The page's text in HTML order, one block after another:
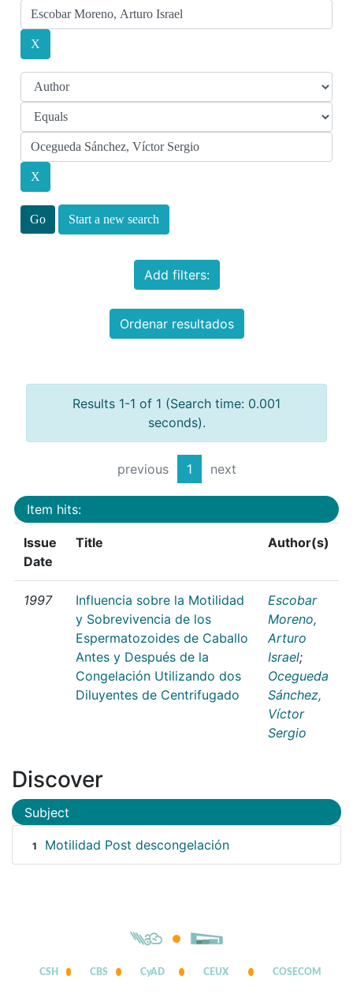
Start a new search
Add filters:
Ordenar resultados
Results 1-1 of 1 (Search time: 0.001
seconds).
previous 1 next
Item hits:
Issue
Date
Title Author(s)
1997
Influencia sobre la Motilidad
y Sobrevivencia de los
Espermatozoides de Caballo
Antes y Después de la
Congelación Utilizando dos
Diluyentes de Centrifugado
Escobar
Moreno,
Arturo
Israel;
Ocegueda
Sánchez,
Víctor
Sergio
Discover
Subject
1 Motilidad Post descongelación
CSH CBS CyAD CEUX COSECOM